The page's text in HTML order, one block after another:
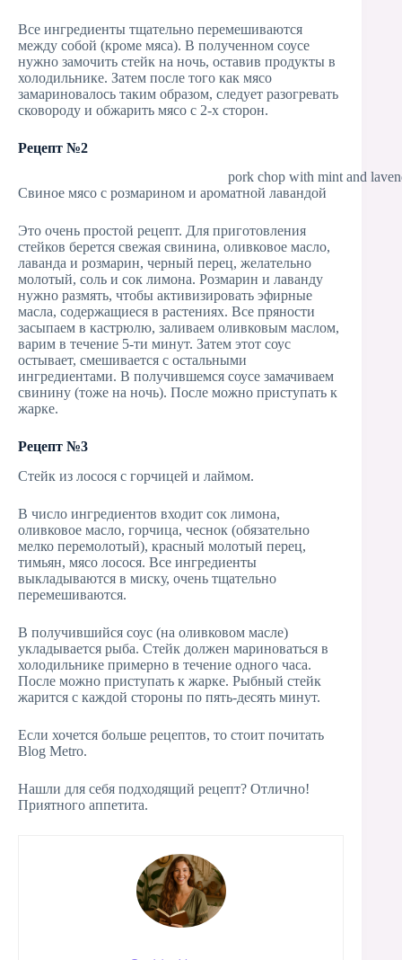
Все ингредиенты тщательно перемешиваются
между собой (кроме мяса). В полученном соусе
нужно замочить стейк на ночь, оставив продукты в
холодильнике. Затем после того как мясо
замариновалось таким образом, следует разогревать
сковороду и обжарить мясо с 2-х сторон.
Рецепт №2
pork chop with mint and
Свиное мясо с розмарином и ароматной лавандой
Это очень простой рецепт. Для приготовления
стейков берется свежая свинина, оливковое масло,
лаванда и розмарин, черный перец, желательно
молотый, соль и сок лимона. Розмарин и лаванду
нужно размять, чтобы активизировать эфирные
масла, содержащиеся в растениях. Все пряности
засыпаем в кастрюлю, заливаем оливковым маслом,
варим в течение 5-ти минут. Затем этот соус
остывает, смешивается с остальными
ингредиентами. В получившемся соусе замачиваем
свинину (тоже на ночь). После можно приступать к
жарке.
Рецепт №3
Стейк из лосося с горчицей и лаймом.
В число ингредиентов входит сок лимона,
оливковое масло, горчица, чеснок (обязательно
мелко перемолотый), красный молотый перец,
тимьян, мясо лосося. Все ингредиенты
выкладываются в миску, очень тщательно
перемешиваются.
В получившийся соус (на оливковом масле)
укладывается рыба. Стейк должен мариноваться в
холодильнике примерно в течение одного часа.
После можно приступать к жарке. Рыбный стейк
жарится с каждой стороны по пять-десять минут.
Если хочется больше рецептов, то стоит почитать
Blog Metro.
Нашли для себя подходящий рецепт? Отлично!
Приятного аппетита.